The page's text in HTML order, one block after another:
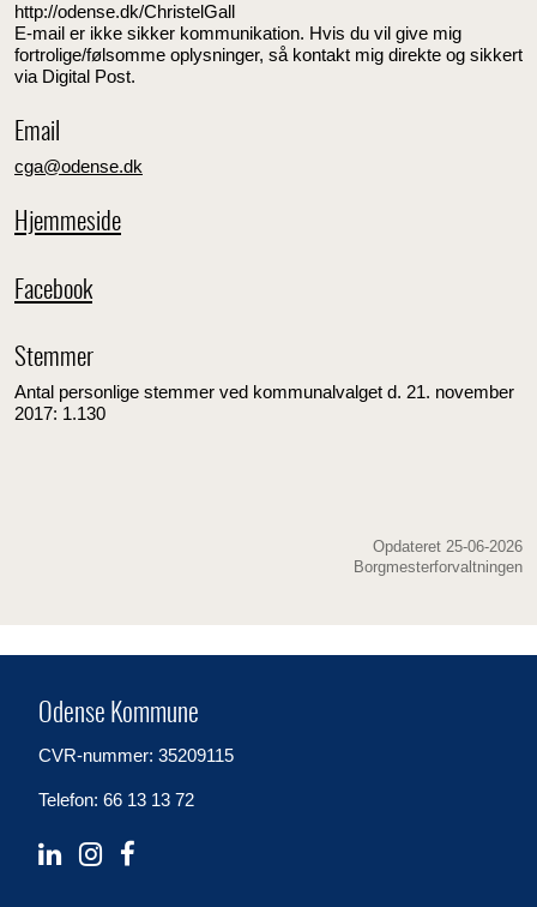
http://odense.dk/ChristelGall
E-mail er ikke sikker kommunikation. Hvis du vil give mig
fortrolige/følsomme oplysninger, så kontakt mig direkte og sikkert
via Digital Post.
Email
cga@odense.dk
Hjemmeside
Facebook
Stemmer
Antal personlige stemmer ved kommunalvalget d. 21. november
2017: 1.130
Opdateret 25-06-2026
Borgmesterforvaltningen
Odense Kommune
CVR-nummer: 35209115
Telefon: 66 13 13 72